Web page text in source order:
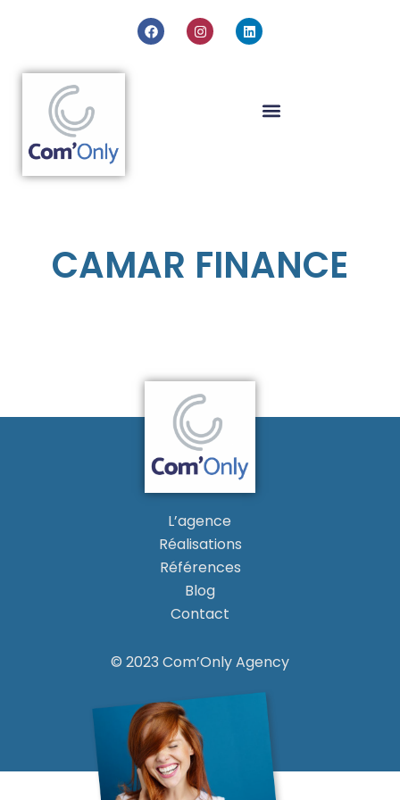
CAMAR FINANCE
L’agence
Réalisations
Références
Blog
Contact
© 2023 Com’Only Agency